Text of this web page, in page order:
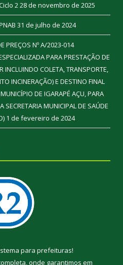
228 de novembro de 2025
31 de julho de 2024
PREÇOS Nº A/2023-014
PARA PRESTAÇÃO DE
INCLUINDO COLETA, TRANSPORTE,
INCINERAÇÃO) E DESTINO FINAL
DE IGARAPÉ AÇU, PARA
SECRETARIA MUNICIPAL DE SAÚDE
1 de fevereiro de 2024
para prefeituras!
onde garantimos em